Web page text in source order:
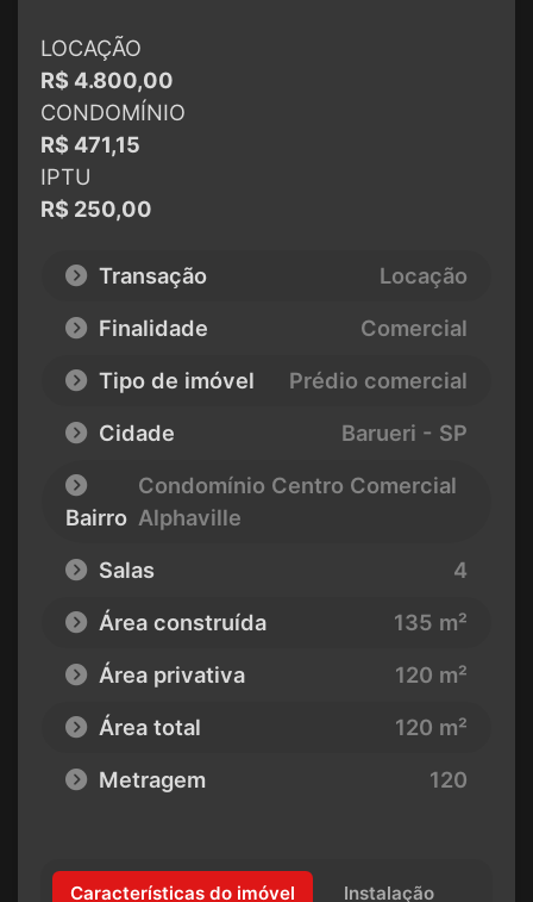
LOCAÇÃO
R$ 4.800,00
CONDOMÍNIO
R$ 471,15
IPTU
R$ 250,00
Transação
Locação
Finalidade
Comercial
Tipo de imóvel
Prédio comercial
Cidade
Barueri - SP
Bairro
Condomínio Centro Comercial
Alphaville
Salas
4
Área construída
135 m²
Área privativa
120 m²
Área total
120 m²
Metragem
120
Características do imóvel Instalação